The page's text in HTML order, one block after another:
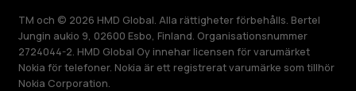
TM och © 2026 HMD Global. Alla rättigheter förbehålls. Bertel
Jungin aukio 9, 02600 Esbo, Finland. Organisationsnummer
2724044-2. HMD Global Oy innehar licensen för varumärket
Nokia för telefoner. Nokia är ett registrerat varumärke som tillhör
Nokia Corporation.